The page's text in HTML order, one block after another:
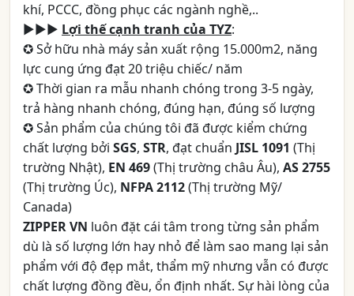
khí, PCCC, đồng phục các ngành nghề,..
►►► Lợi thế cạnh tranh của TYZ:
✪ Sở hữu nhà máy sản xuất rộng 15.000m2, năng
lực cung ứng đạt 20 triệu chiếc/ năm
✪ Thời gian ra mẫu nhanh chóng trong 3-5 ngày,
trả hàng nhanh chóng, đúng hạn, đúng số lượng
✪ Sản phẩm của chúng tôi đã được kiểm chứng
chất lượng bởi SGS, STR, đạt chuẩn JISL 1091 (Thị
trường Nhật), EN 469(Thị trường châu Âu), AS 2755
(Thị trường Úc), NFPA 2112(Thị trường Mỹ/
Canada)
ZIPPER VN luôn đặt cái tâm trong từng sản phẩm
dù là số lượng lớn hay nhỏ để làm sao mang lại sản
phẩm với độ đẹp mắt, thẩm mỹ nhưng vẫn có được
chất lượng đồng đều, ổn định nhất. Sự hài lòng của